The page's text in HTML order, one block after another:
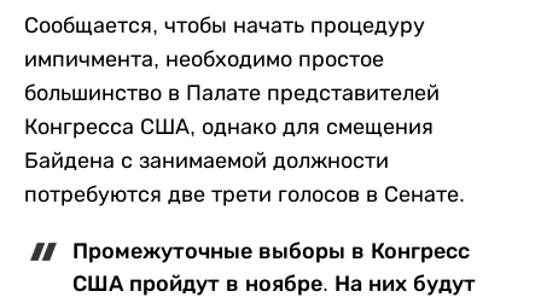
Сообщается, чтобы начать процедуру
импичмента, необходимо простое
большинство в Палате представителей
Конгресса США, однако для смещения
Байдена с занимаемой должности
потребуются две трети голосов в Сенате.
Промежуточные выборы в Конгресс
США пройдут в ноябре. На них будут